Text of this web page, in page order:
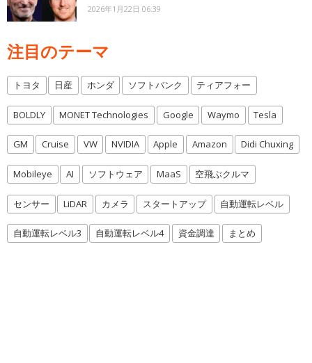
2026年1月22日 06:39
注目のテーマ
トヨタ 日産 ホンダ ソフトバンク ティアフォー
BOLDLY MONET Technologies Google Waymo Tesla
GM Cruise VW NVIDIA Apple Amazon Didi Chuxing
Mobileye AI ソフトウェア MaaS 空飛ぶクルマ
センサー LiDAR カメラ スタートアップ 自動運転レベル
自動運転レベル3 自動運転レベル4 資金調達 まとめ